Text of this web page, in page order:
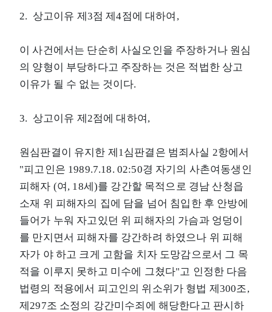
2. 상고이유 제3점 제4점에 대하여,
이 사건에서는 단순히 사실오인을 주장하거나 원심
의 양형이 부당하다고 주장하는 것은 적법한 상고
이유가 될 수 없는 것이다.
3. 상고이유 제2점에 대하여,
원심판결이 유지한 제1심판결은 범죄사실 2항에서
"피고인은 1989.7.18. 02:50경 자기의 사촌여동생인
피해자 (여, 18세)를 강간할 목적으로 경남 산청읍
소재 위 피해자의 집에 담을 넘어 침입한 후 안방에
들어가 누워 자고있던 위 피해자의 가슴과 엉덩이
를 만지면서 피해자를 강간하려 하였으나 위 피해
자가 야 하고 크게 고함을 치자 도망감으로서 그 목
적을 이루지 못하고 미수에 그쳤다"고 인정한 다음
법령의 적용에서 피고인의 위소위가 형법 제300조,
제297조 소정의 강간미수죄에 해당한다고 판시하